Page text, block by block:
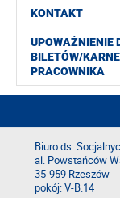
KONTAKT
UPOWAŻNIENIE
BILETÓW/
PRACOWNIKA
Biuro ds.
al. Powstańców
35-959 Rzeszów
pokój: V-B.14